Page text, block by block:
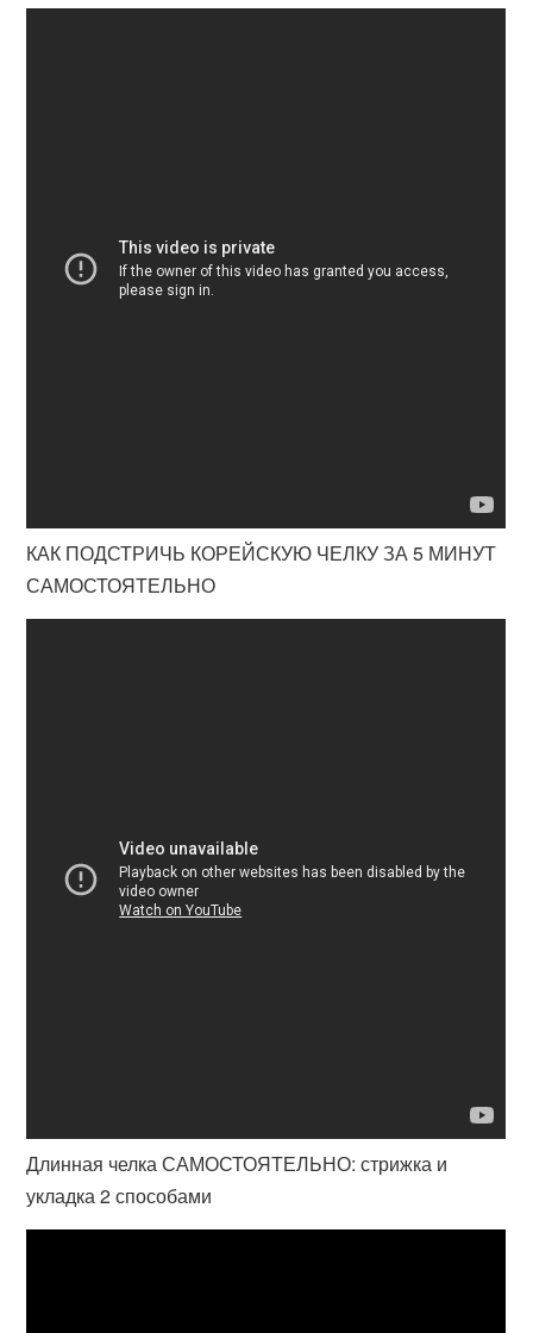
КАК ПОДСТРИЧЬ КОРЕЙСКУЮ ЧЕЛКУ ЗА 5 МИНУТ
САМОСТОЯТЕЛЬНО
Длинная челка САМОСТОЯТЕЛЬНО: стрижка и
укладка 2 способами